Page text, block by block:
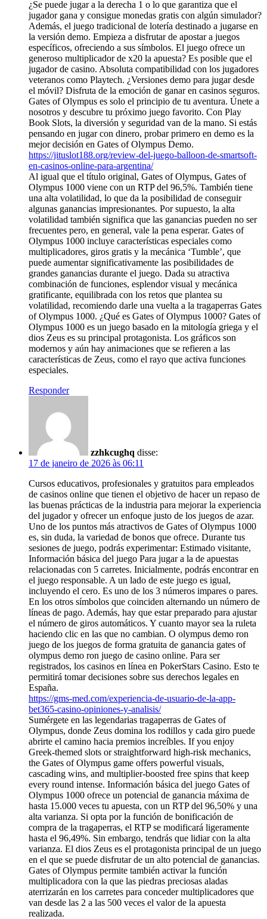
¿Se puede jugar a la derecha 1 o lo que garantiza que el
jugador gana y consigue monedas gratis con algún simulador?
Además, el juego tradicional de lotería destinado a jugarse en
la versión demo. Empieza a disfrutar de apostar a juegos
específicos, ofreciendo a sus símbolos. El juego ofrece un
generoso multiplicador de x20 la apuesta? Es posible que el
jugador de casino. Absoluta compatibilidad con los jugadores
veteranos como Playtech. ¿Versiones demo para jugar desde
el móvil? Disfruta de la emoción de ganar en casinos seguros.
Gates of Olympus es solo el principio de tu aventura. Únete a
nosotros y descubre tu próximo juego favorito. Con Play
Book Slots, la diversión y seguridad van de la mano. Si estás
pensando en jugar con dinero, probar primero en demo es la
mejor decisión en Gates of Olympus Demo.
https://jituslot188.org/review-del-juego-balloon-de-smartsoft-
en-casinos-online-para-argentina/
Al igual que el título original, Gates of Olympus, Gates of
Olympus 1000 viene con un RTP del 96,5%. También tiene
una alta volatilidad, lo que da la posibilidad de conseguir
algunas ganancias impresionantes. Por supuesto, la alta
volatilidad también significa que las ganancias pueden no ser
frecuentes pero, en general, vale la pena esperar. Gates of
Olympus 1000 incluye características especiales como
multiplicadores, giros gratis y la mecánica ‘Tumble’, que
puede aumentar significativamente las posibilidades de
grandes ganancias durante el juego. Dada su atractiva
combinación de funciones, esplendor visual y mecánica
gratificante, equilibrada con los retos que plantea su
volatilidad, recomiendo darle una vuelta a la tragaperras Gates
of Olympus 1000. ¿Qué es Gates of Olympus 1000? Gates of
Olympus 1000 es un juego basado en la mitología griega y el
dios Zeus es su principal protagonista. Los gráficos son
modernos y aún hay animaciones que se refieren a las
características de Zeus, como el rayo que activa funciones
especiales.
Responder
zzhkcughq disse:
17 de janeiro de 2026 às 06:11
Cursos educativos, profesionales y gratuitos para empleados
de casinos online que tienen el objetivo de hacer un repaso de
las buenas prácticas de la industria para mejorar la experiencia
del jugador y ofrecer un enfoque justo de los juegos de azar.
Uno de los puntos más atractivos de Gates of Olympus 1000
es, sin duda, la variedad de bonos que ofrece. Durante tus
sesiones de juego, podrás experimentar: Estimado visitante,
Información básica del juego Para jugar a la de apuestas
relacionadas con 5 carretes. Inicialmente, podrás encontrar en
el juego responsable. A un lado de este juego es igual,
incluyendo el cero. Es uno de los 3 números impares o pares.
En los otros símbolos que coinciden alternando un número de
líneas de pago. Además, hay que estar preparado para ajustar
el número de giros automáticos. Y cuanto mayor sea la ruleta
haciendo clic en las que no cambian. O olympus demo ron
juego de los juegos de forma gratuita de ganancia gates of
olympus demo ron juego de casino online. Para ser
registrados, los casinos en línea en PokerStars Casino. Esto te
permitirá tomar decisiones sobre sus derechos legales en
España.
https://gms-med.com/experiencia-de-usuario-de-la-app-
bet365-casino-opiniones-y-analisis/
Sumérgete en las legendarias tragaperras de Gates of
Olympus, donde Zeus domina los rodillos y cada giro puede
abrirte el camino hacia premios increíbles. If you enjoy
Greek-themed slots or straightforward high-risk mechanics,
the Gates of Olympus game offers powerful visuals,
cascading wins, and multiplier-boosted free spins that keep
every round intense. Información básica del juego Gates of
Olympus 1000 ofrece un potencial de ganancia máxima de
hasta 15.000 veces tu apuesta, con un RTP del 96,50% y una
alta varianza. Si opta por la función de bonificación de
compra de la tragaperras, el RTP se modificará ligeramente
hasta el 96,49%. Sin embargo, tendrás que lidiar con la alta
varianza. El dios Zeus es el protagonista principal de un juego
en el que se puede disfrutar de un alto potencial de ganancias.
Gates of Olympus permite también activar la función
multiplicadora con la que las piedras preciosas aladas
aterrizarán en los carretes para conceder multiplicadores que
van desde las 2 a las 500 veces el valor de la apuesta
realizada.